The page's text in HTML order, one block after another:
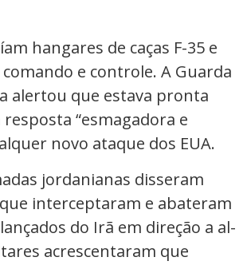
hangares de caças F-35 e
e controle. A Guarda
alertou que estava pronta
“esmagadora e
novo ataque dos EUA.
jordanianas disseram
interceptaram e abateram
do Irã em direção a al-
acrescentaram que